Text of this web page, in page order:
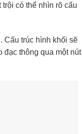
có thể nhìn rõ cấu
Cấu trúc hình khối sẽ
thông qua một nút